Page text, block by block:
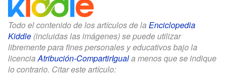
Todo el contenido de los artículos de la Enciclopedia
Kiddle (incluidas las imágenes) se puede utilizar
libremente para fines personales y educativos bajo la
licenciaAtribución-CompartirIguala menos que se indique
lo contrario. Citar este artículo: